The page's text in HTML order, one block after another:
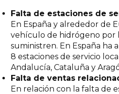
Falta de estaciones de
En España y alrededor de
vehículo de hidrógeno por
suministren. En España ha
8 estaciones de servicio
Andalucía, Cataluña y
Falta de ventas
En relación con la falta de